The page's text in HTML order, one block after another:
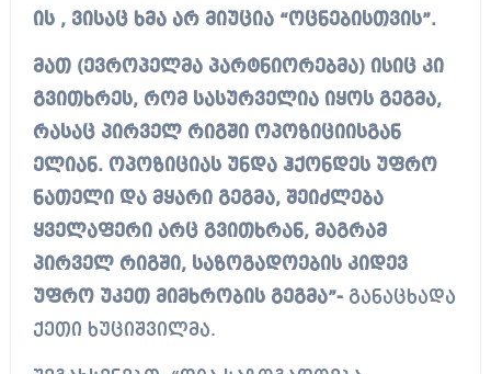
ის , ვისაც ხმა არ მიუცია “ოცნებისთვის”.
მათ (ევროპელმა პარტნიორებმა) ისიც კი
გვითხრეს, რომ სასურველია იყოს გეგმა,
რასაც პირველ რიგში ოპოზიციისგან
ელიან. ოპოზიციას უნდა ჰქონდეს უფრო
ნათელი და მყარი გეგმა, შეიძლება
ყველაფერი არც გვითხრან, მაგრამ
პირველ რიგში, საზოგადოების კიდევ
უფრო უკეთ მიმხრობის გეგმა”-განაცხადა
ქეთი ხუციშვილმა.